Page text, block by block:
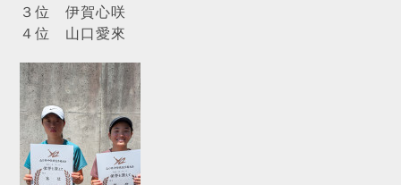
３位 伊賀心咲
４位 山口愛來